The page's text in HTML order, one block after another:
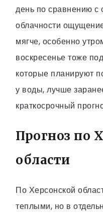
день по сравнению с
облачности
мягче, особенно
воскресенье тоже
которые планируют
у воды, лучше
краткосрочный
Прогноз по
области
По Херсонской
теплыми, но в